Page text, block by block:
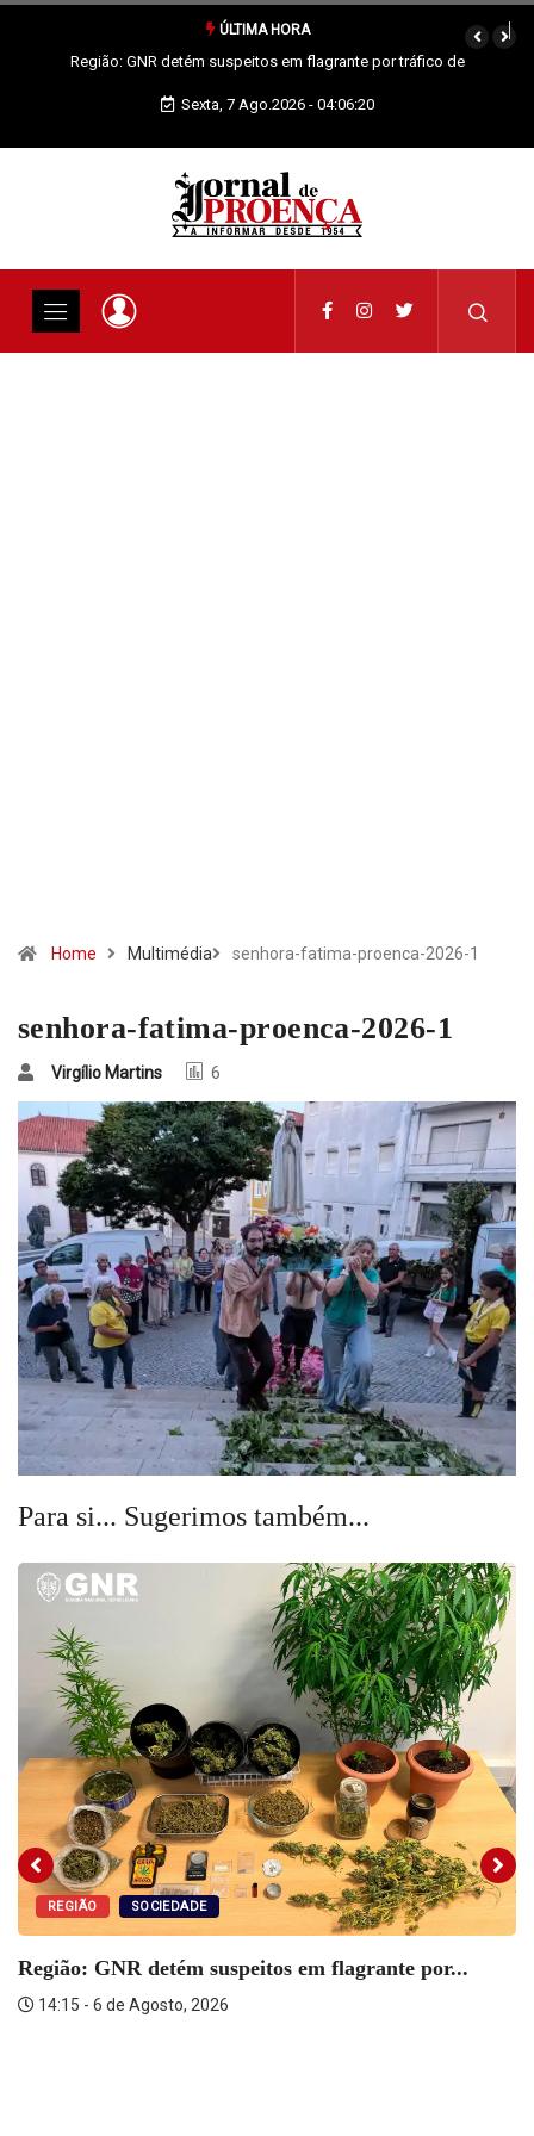
ÚLTIMA HORA
por tráfico de Proença-a-Nova: Paróquia vai celebrar
Sexta, 7 Ago.2026 - 04:06:21
Home Multimédia senhora-fatima-proenca-2026-1
senhora-fatima-proenca-2026-1
Virgílio Martins 6
Para si... Sugerimos também...
REGIÃO SOCIEDADE
Região: GNR detém suspeitos em flagrante por...
14:15 - 6 de Agosto, 2026